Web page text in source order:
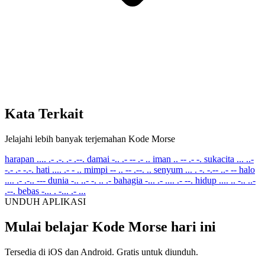
Kata Terkait
Jelajahi lebih banyak terjemahan Kode Morse
harapan .... .- .-. .- .--. damai -.. .- -- .- .. iman .. -- .- -. sukacita ... ..-
-.- .- -.-. hati .... .- - .. mimpi -- .. -- .--. .. senyum ... . -. -.-- ..- -- halo
.... .- .-.. --- dunia -.. ..- -. .. .- bahagia -... .- .... .- --. hidup .... .. -.. ..-
.--. bebas -... . -... .- ...
UNDUH APLIKASI
Mulai belajar Kode Morse hari ini
Tersedia di iOS dan Android. Gratis untuk diunduh.